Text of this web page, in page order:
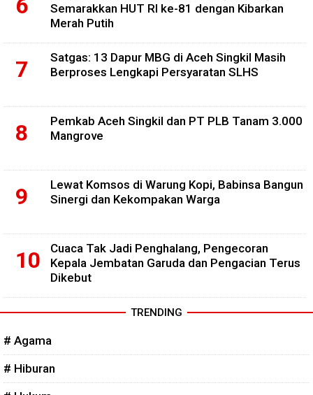
Semarakkan HUT RI ke-81 dengan Kibarkan
Merah Putih
Satgas: 13 Dapur MBG di Aceh Singkil Masih
Berproses Lengkapi Persyaratan SLHS
Pemkab Aceh Singkil dan PT PLB Tanam 3.000
Mangrove
Lewat Komsos di Warung Kopi, Babinsa Bangun
Sinergi dan Kekompakan Warga
Cuaca Tak Jadi Penghalang, Pengecoran
Kepala Jembatan Garuda dan Pengacian Terus
Dikebut
TRENDING
# Agama
# Hiburan